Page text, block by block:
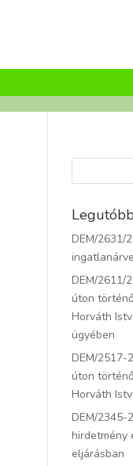
DEM/2631/
DEM/2611/
úton
Horváth
ügyében
DEM/2517-
úton
Horváth
DEM/2345-
hirdetmény
eljárásban